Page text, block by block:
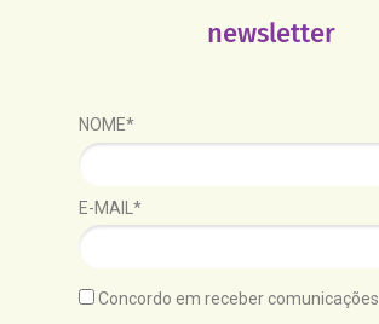
newsletter
NOME*
E-MAIL*
Concordo em receber comunicações.